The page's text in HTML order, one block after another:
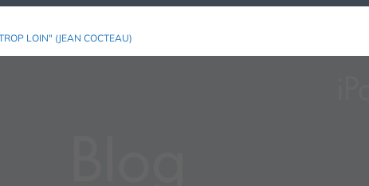
LOIN" (JEAN COCTEAU)